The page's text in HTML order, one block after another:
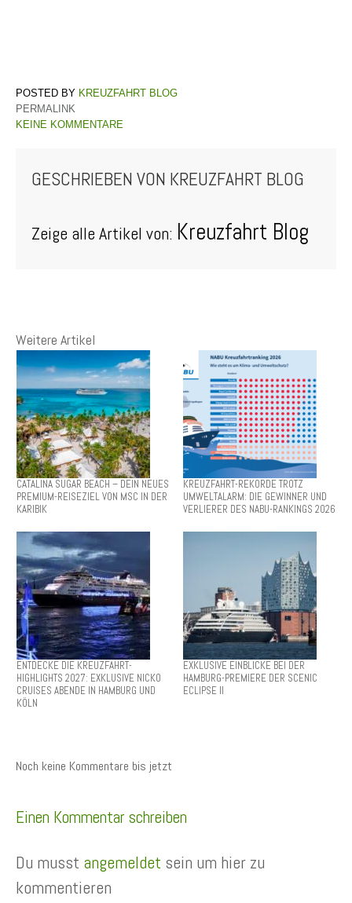
KREUZFAHRT BLOG
PERMALINK
KEINE KOMMENTARE
GESCHRIEBEN VON KREUZFAHRT BLOG
Zeige alle Artikel von: Kreuzfahrt Blog
Weitere Artikel
CATALINA SUGAR BEACH – DEIN NEUES
PREMIUM-REISEZIEL VON MSC IN DER
KARIBIK
KREUZFAHRT-REKORDE TROTZ
UMWELTALARM: DIE GEWINNER UND
VERLIERER DES NABU-RANKINGS 2026
ENTDECKE DIE KREUZFAHRT-
HIGHLIGHTS 2027: EXKLUSIVE NICKO
CRUISES ABENDE IN HAMBURG UND
KÖLN
EXKLUSIVE EINBLICKE BEI DER
HAMBURG-PREMIERE DER SCENIC
ECLIPSE II
Noch keine Kommentare bis jetzt
Einen Kommentar schreiben
Du musst angemeldet sein um hier zu
kommentieren